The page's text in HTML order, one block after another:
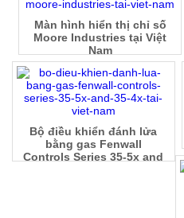
Màn hình hiển thị chỉ số
Moore Industries tại Việt
Nam
Bộ điều khiển đánh lửa
bằng gas Fenwall
Controls Series 35-5x and